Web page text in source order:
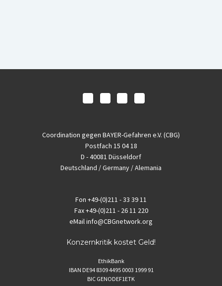
Coordination gegen BAYER-Gefahren e.V. (CBG)
Postfach 15 04 18
D - 40081 Düsseldorf
Deutschland / Germany / Alemania
Fon +49-(0)211 - 33 39 11
Fax+49-(0)211 - 26 11 220
eMailinfo@CBGnetwork.org
Konzernkritik kostet Geld!
EthikBank
IBAN DE94 8309 4495 0003 1999 91
BIC GENODEF1ETK